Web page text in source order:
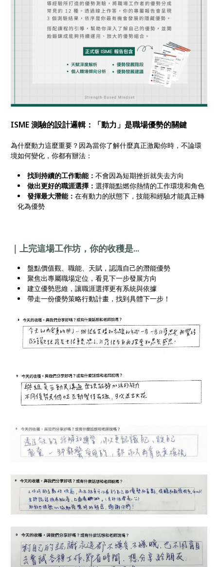
ISME 測驗的設計邏輯：「動力」是職場優勢的關鍵
為什麼動力這麼重要？因為當你了解什麼真正激勵你時，不論環
境如何變化，你都有辦法：
找到持續的工作動能：不會因為短期挫折就失去方向
做出更好的職涯選擇：選擇能點燃你熱情的工作環境和角色
發揮最大潛能：在有動力的狀態下，技能和經驗才能真正轉
化為優勢
｜上完這場工作坊，你的收穫是...
盤點價值觀、職能、天賦，認識自己的潛能優勢
聚焦出專屬職場定位，看見下一步發展方向
建立優勢思維，讓職涯選擇更有系統與依據
帶走一份優勢策略行動計畫，找到具體下一步！